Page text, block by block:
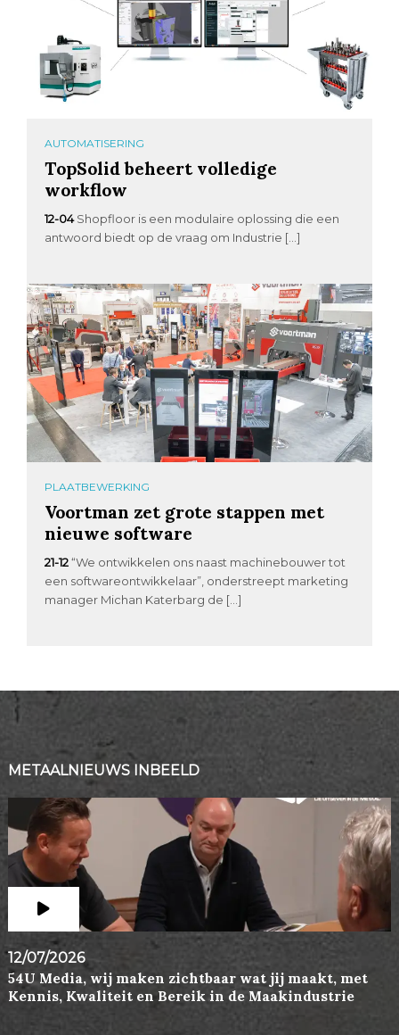
AUTOMATISERING
TopSolid beheert volledige
workflow
12-04 Shopfloor is een modulaire oplossing die een
antwoord biedt op de vraag om Industrie […]
PLAATBEWERKING
Voortman zet grote stappen met
nieuwe software
21-12 “We ontwikkelen ons naast machinebouwer tot
een softwareontwikkelaar”, onderstreept marketing
manager Michan Katerbarg de […]
METAALNIEUWS INBEELD
12/07/2026
54U Media, wij maken zichtbaar wat jij maakt, met
Kennis, Kwaliteit en Bereik in de Maakindustrie